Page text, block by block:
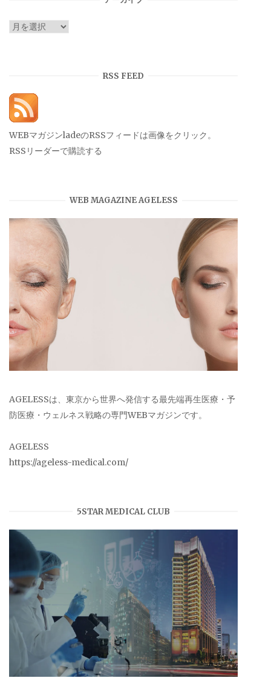
ア
RSS FEED
WEBマガジンladeのRSSフィードは画像をクリック。
RSSリーダーで購読する
WEB MAGAZINE AGELESS
AGELESSは、東京から世界へ発信する最先端再生医療・予
防医療・ウェルネス戦略の専門WEBマガジンです。
AGELESS
https://ageless-medical.com/
5STAR MEDICAL CLUB